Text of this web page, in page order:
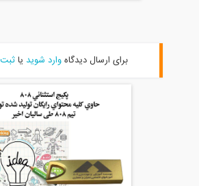
برای ارسال دیدگاهوارد شویدیا ثبت نام کنید